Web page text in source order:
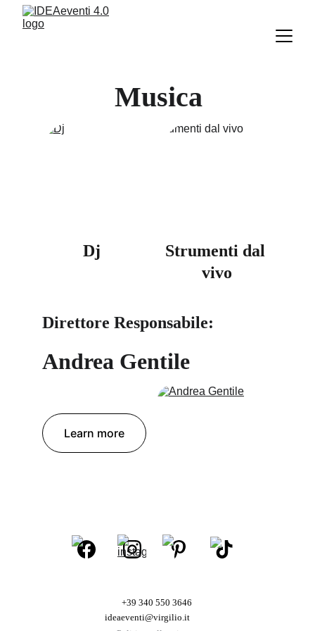
Musica
Dj
Strumenti dal
vivo
Direttore Responsabile:
Andrea Gentile
Learn more
+39 340 550 3646
ideaeventi@virgilio.it